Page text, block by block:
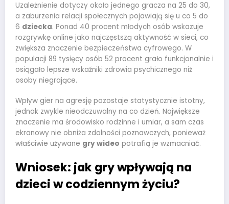
Uzależnienie dotyczy około jednego gracza na 25 do 30,
a zaburzenia relacji społecznych pojawiają się u co 5 do
6 dziecka. Ponad 40 procent młodych osób wskazuje
rozgrywkę online jako najczęstszą aktywność w sieci, co
zwiększa znaczenie bezpieczeństwa cyfrowego. W
populacji 89 tysięcy osób 52 procent grało funkcjonalnie i
osiągało lepsze wskaźniki zdrowia psychicznego niż
osoby niegrające.
Wpływ gier na agresję pozostaje statystycznie istotny,
jednak zwykle nieodczuwalny na co dzień. Największe
znaczenie ma środowisko rodzinne i umiar, a sam czas
ekranowy nie obniża zdolności poznawczych, ponieważ
właściwie używane gry wideo potrafią je wzmacniać.
Wniosek: jak gry wpływają na
dzieci w codziennym życiu?